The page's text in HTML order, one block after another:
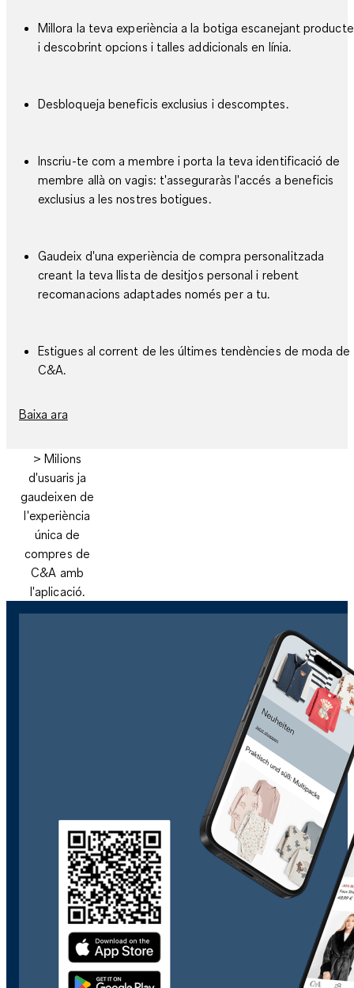
Millora la teva experiència a la botiga escanejant
i descobrint opcions i talles addicionals en línia.
Desbloqueja beneficis exclusius i descomptes.
Inscriu-te com a membre i porta la teva identificació de
membre allà on vagis: t'asseguraràs l'accés a beneficis
exclusius a les nostres botigues.
Gaudeix d'una experiència de compra personalitzada
creant la teva llista de desitjos personal i rebent
recomanacions adaptades només per a tu.
Estigues al corrent de les últimes tendències de moda de
C&A.
Baixa ara
> Milions
d'usuaris ja
gaudeixen de
l'experiència
única de
compres de
C&A amb
l'aplicació.